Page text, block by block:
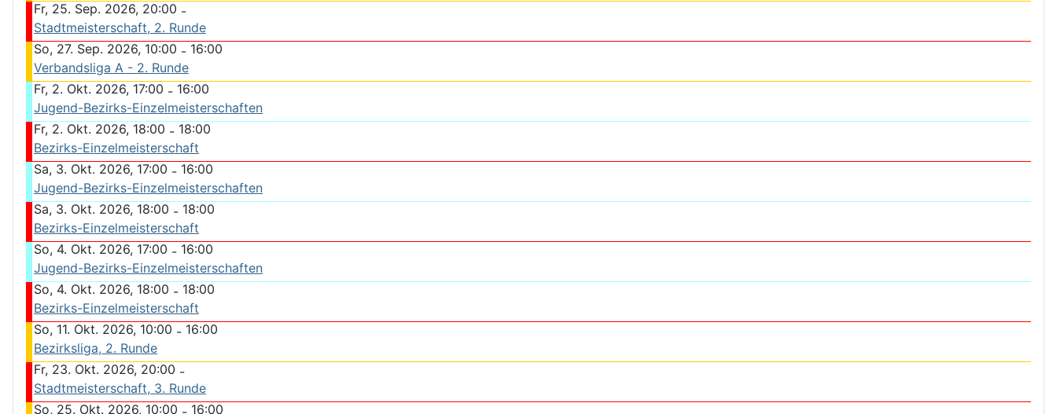
Fr, 25. Sep. 2026, 20:00 -
Stadtmeisterschaft, 2. Runde
So, 27. Sep. 2026, 10:00 - 16:00
Verbandsliga A - 2. Runde
Fr, 2. Okt. 2026, 17:00 - 16:00
Jugend-Bezirks-Einzelmeisterschaften
Fr, 2. Okt. 2026, 18:00 - 18:00
Bezirks-Einzelmeisterschaft
Sa, 3. Okt. 2026, 17:00 - 16:00
Jugend-Bezirks-Einzelmeisterschaften
Sa, 3. Okt. 2026, 18:00 - 18:00
Bezirks-Einzelmeisterschaft
So, 4. Okt. 2026, 17:00 - 16:00
Jugend-Bezirks-Einzelmeisterschaften
So, 4. Okt. 2026, 18:00 - 18:00
Bezirks-Einzelmeisterschaft
So, 11. Okt. 2026, 10:00 - 16:00
Bezirksliga, 2. Runde
Fr, 23. Okt. 2026, 20:00 -
Stadtmeisterschaft, 3. Runde
So, 25. Okt. 2026, 10:00
16:00